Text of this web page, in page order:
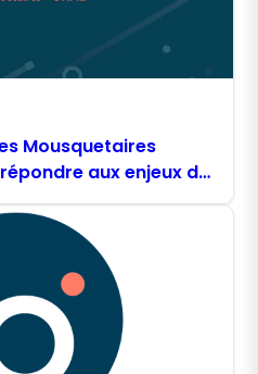
Mousquetaires
aux enjeux de
et de